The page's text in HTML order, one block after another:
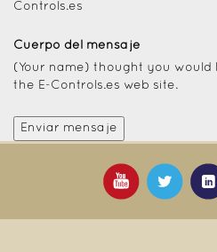
Controls.es
Cuerpo del mensaje
(Your name) thought you
the E-Controls.es web site.